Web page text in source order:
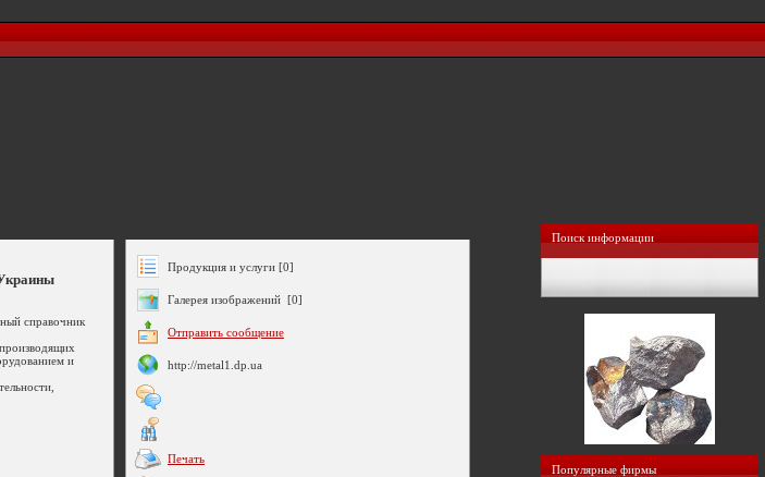
справочник
и
Продукция и услуги [0]
Галерея изображений [0]
Отправить сообщение
http://metal1.dp.ua
Печать
Поиск информации
Популярные фирмы